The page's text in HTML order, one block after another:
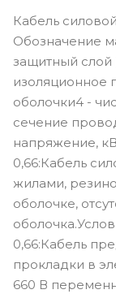
Кабель
Обозначение
защитный слой
изоляционное
оболочки4 -
сечение
напряжение,
0,66:Кабель
жилами,
оболочке,
0,66:Кабель
прокладки в
660 В